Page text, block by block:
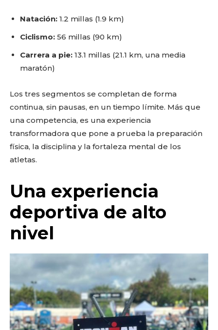
Natación: 1.2 millas (1.9 km)
Ciclismo: 56 millas (90 km)
Carrera a pie: 13.1 millas (21.1 km, una media
maratón)
Los tres segmentos se completan de forma
continua, sin pausas, en un tiempo límite. Más que
una competencia, es una experiencia
transformadora que pone a prueba la preparación
física, la disciplina y la fortaleza mental de los
atletas.
Una experiencia
deportiva de alto
nivel